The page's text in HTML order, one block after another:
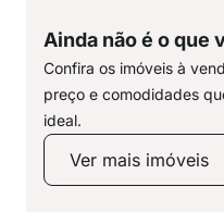
Ainda não é o que
Confira os imóveis à
preço e comodidades
ideal.
Ver mais imóveis